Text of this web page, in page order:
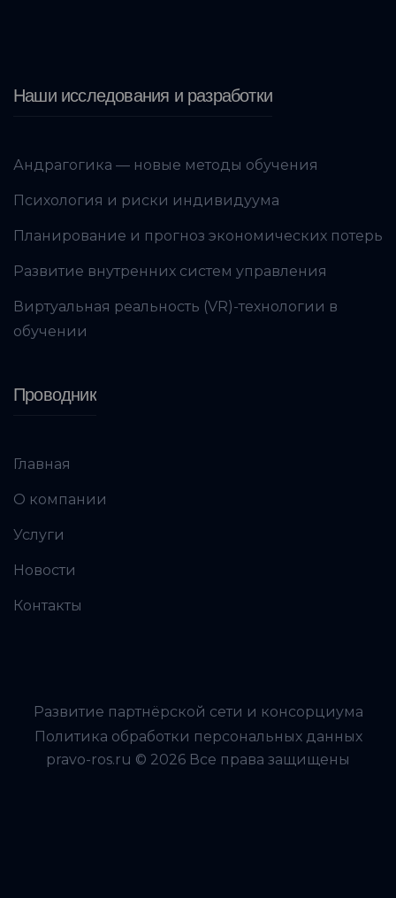
Наши исследования и разработки
Андрагогика — новые методы обучения
Психология и риски индивидуума
Планирование и прогноз экономических потерь
Развитие внутренних систем управления
Виртуальная реальность (VR)-технологии в
обучении
Проводник
Главная
О компании
Услуги
Новости
Контакты
Развитие партнёрской сети и консорциума
Политика обработки персональных данных
pravo-ros.ru © 2026 Все права защищены